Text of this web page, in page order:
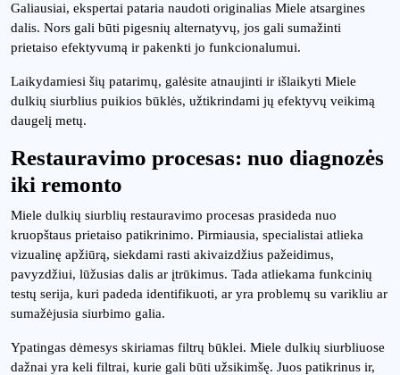
Galiausiai, ekspertai pataria naudoti originalias Miele atsargines
dalis. Nors gali būti pigesnių alternatyvų, jos gali sumažinti
prietaiso efektyvumą ir pakenkti jo funkcionalumui.
Laikydamiesi šių patarimų, galėsite atnaujinti ir išlaikyti Miele
dulkių siurblius puikios būklės, užtikrindami jų efektyvų veikimą
daugelį metų.
Restauravimo procesas: nuo diagnozės
iki remonto
Miele dulkių siurblių restauravimo procesas prasideda nuo
kruopštaus prietaiso patikrinimo. Pirmiausia, specialistai atlieka
vizualinę apžiūrą, siekdami rasti akivaizdžius pažeidimus,
pavyzdžiui, lūžusias dalis ar įtrūkimus. Tada atliekama funkcinių
testų serija, kuri padeda identifikuoti, ar yra problemų su varikliu ar
sumažėjusia siurbimo galia.
Ypatingas dėmesys skiriamas filtrų būklei. Miele dulkių siurbliuose
dažnai yra keli filtrai, kurie gali būti užsikimšę. Juos patikrinus ir,